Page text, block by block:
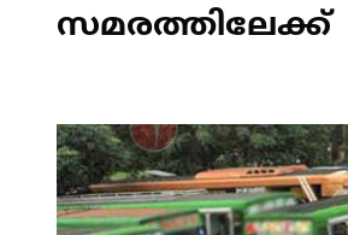
സമരത്തിലേക്ക്